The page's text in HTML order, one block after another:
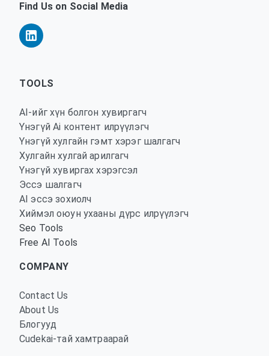
Find Us on Social Media
TOOLS
AI-ийг хүн болгон хувиргагч
Үнэгүй Ai контент илрүүлэгч
Үнэгүй хулгайн гэмт хэрэг шалгагч
Хулгайн хулгай арилгагч
Үнэгүй хувиргах хэрэгсэл
Эссэ шалгагч
AI эссэ зохиолч
Хиймэл оюун ухааны дүрс илрүүлэгч
Seo Tools
Free AI Tools
COMPANY
Contact Us
About Us
Блогууд
Cudekai-тай хамтраарай